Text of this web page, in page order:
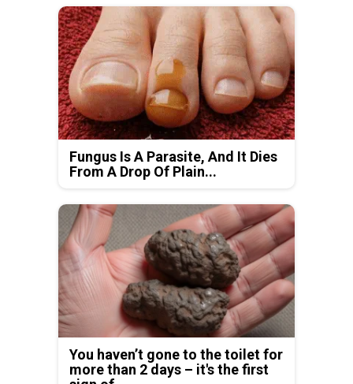
Fungus Is A Parasite, And It Dies
From A Drop Of Plain...
You haven’t gone to the toilet for
more than 2 days – it's the first